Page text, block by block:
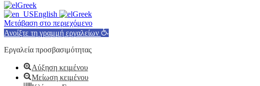
Greek
English
Greek
Μετάβαση στο περιεχόμενο
Ανοίξτε τη γραμμή εργαλείων
Εργαλεία προσβασιμότητας
Αύξηση κειμένου
Μείωση κειμένου